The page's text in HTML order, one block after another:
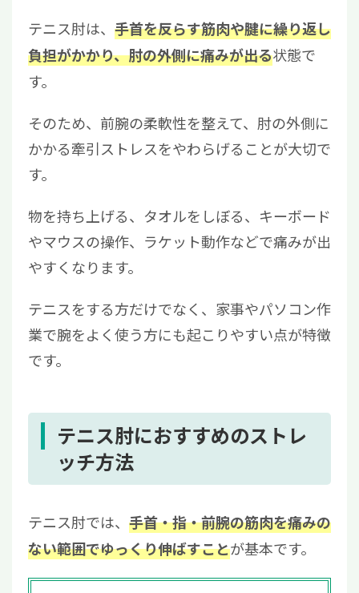
テニス肘は、 手首を反らす筋肉や腱に繰り返し
負担がかかり、肘の外側に痛みが出る状態で
す。
そのため、前腕の柔軟性を整えて、肘の外側に
かかる牽引ストレスをやわらげることが大切で
す。
物を持ち上げる、タオルをしぼる、キーボード
やマウスの操作、ラケット動作などで痛みが出
やすくなります。
テニスをする方だけでなく、家事やパソコン作
業で腕をよく使う方にも起こりやすい点が特徴
です。
テニス肘におすすめのストレ
ッチ方法
テニス肘では、 手首・指・前腕の筋肉を痛みの
ない範囲でゆっくり伸ばすことが基本です。